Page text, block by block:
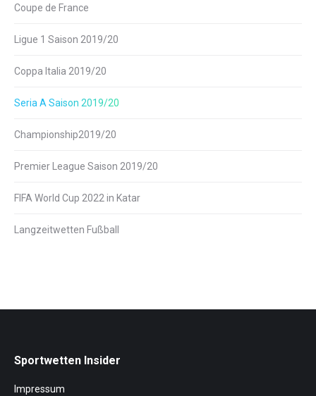
Coupe de France
Ligue 1 Saison 2019/20
Coppa Italia 2019/20
Seria A Saison 2019/20
Championship2019/20
Premier League Saison 2019/20
FIFA World Cup 2022 in Katar
Langzeitwetten Fußball
Sportwetten Insider
Impressum